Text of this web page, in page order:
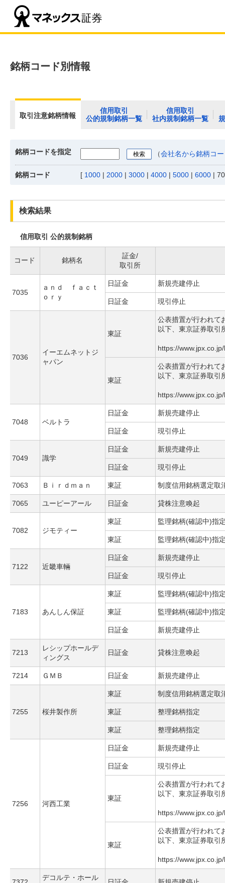
銘柄コード別情報
取引注意銘柄情報
信用取引
公的規制銘柄一覧
信用取引
社内規制銘柄一覧
銘柄コードを指定 （会社名から銘柄コ
銘柄コード [ 1000 | 2000 | 3000 | 4000 | 5000 | 6000 |
検索結果
信用取引 公的規制銘柄
コード 銘柄名
証金/
取引所
7035
ａｎｄ ｆａｃｔ
ｏｒｙ
日証金 新規売建停止
日証金 現引停止
7036
イーエムネットジ
ャパン
東証
公表措置が行われて
以下、東京証券取引
https://
東証
公表措置が行われて
以下、東京証券取引
https://
7048 ベルトラ
日証金 新規売建停止
日証金 現引停止
7049 識学
日証金 新規売建停止
日証金 現引停止
7063 Ｂｉｒｄｍａｎ 東証 制度信用銘柄選定取
7065 ユーピーアール 日証金 貸株注意喚起
7082 ジモティー
東証 監理銘柄(確認中)指
東証 監理銘柄(確認中)指
7122 近畿車輛
日証金 新規売建停止
日証金 現引停止
7183 あんしん保証
東証 監理銘柄(確認中)指
東証 監理銘柄(確認中)指
日証金 新規売建停止
7213
レシップホールデ
ィングス
日証金 貸株注意喚起
7214 ＧＭＢ 日証金 新規売建停止
7255 桜井製作所
東証 制度信用銘柄選定取
東証 整理銘柄指定
東証 整理銘柄指定
7256 河西工業
日証金 新規売建停止
日証金 現引停止
東証
公表措置が行われて
以下、東京証券取引
https://
東証
公表措置が行われて
以下、東京証券取引
https://
デコルテ・ホール